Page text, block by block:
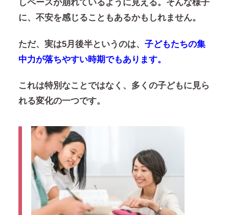
しペースが崩れているように見える。 そんな様子
に、不安を感じることもあるかもしれません。
ただ、実は5月後半というのは、 子どもたちの集
中力が落ちやすい時期でもあります。
これは特別なことではなく、多くの子どもに見ら
れる変化の一つです。